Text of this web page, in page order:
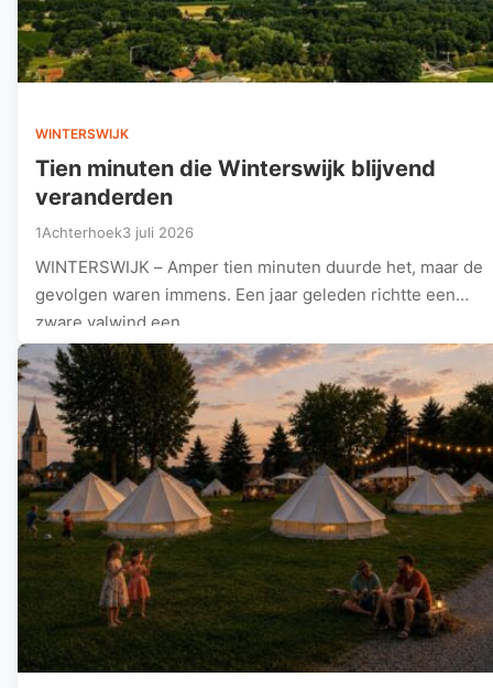
WINTERSWIJK
Tien minuten die Winterswijk blijvend
veranderden
1Achterhoek3 juli 2026
WINTERSWIJK – Amper tien minuten duurde het, maar de
gevolgen waren immens. Een jaar geleden richtte een
zware valwind een…